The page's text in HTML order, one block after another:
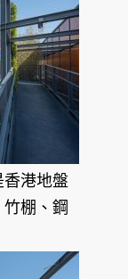
香港地盤
棚、鋼